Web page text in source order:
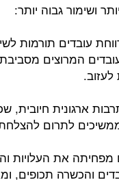
עובדים תורמות
המרוצים
ארגונית חיובית,
לתרום
את העלויות
והכשרה תכופים,